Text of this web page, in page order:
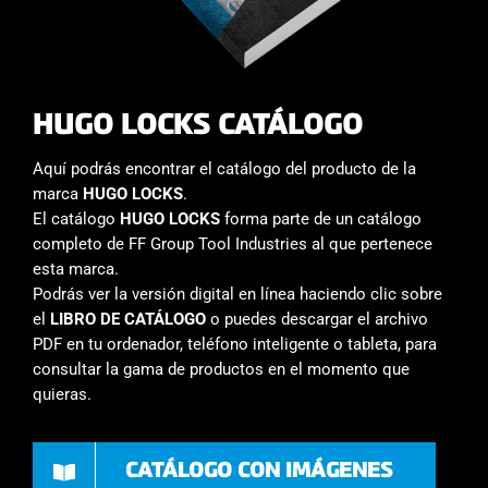
HUGO LOCKS CATÁLOGO
Aquí podrás encontrar el catálogo del producto de la
marca HUGO LOCKS.
El catálogo HUGO LOCKS forma parte de un catálogo
completo de FF Group Tool Industries al que pertenece
esta marca.
Podrás ver la versión digital en línea haciendo clic sobre
el LIBRO DE CATÁLOGO o puedes descargar el archivo
PDF en tu ordenador, teléfono inteligente o tableta, para
consultar la gama de productos en el momento que
quieras.
CATÁLOGO CON IMÁGENES